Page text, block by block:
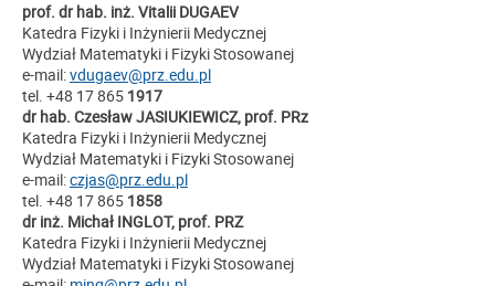
prof. dr hab. inż. Vitalii DUGAEV
Katedra Fizyki i Inżynierii Medycznej
Wydział Matematyki i Fizyki Stosowanej
e-mail:vdugaev@prz.edu.pl
tel. +48 17 865 1917
dr hab. Czesław JASIUKIEWICZ, prof. PRz
Katedra Fizyki i Inżynierii Medycznej
Wydział Matematyki i Fizyki Stosowanej
e-mail:czjas@prz.edu.pl
tel. +48 17 865 1858
dr inż. Michał INGLOT, prof. PRZ
Katedra Fizyki i Inżynierii Medycznej
Wydział Matematyki i Fizyki Stosowanej